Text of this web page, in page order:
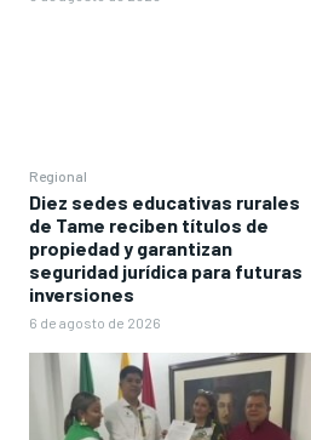
Regional
Diez sedes educativas rurales
de Tame reciben títulos de
propiedad y garantizan
seguridad jurídica para futuras
inversiones
6 de agosto de 2026